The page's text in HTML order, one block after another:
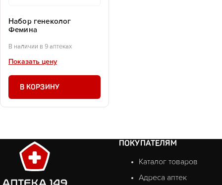
Набор генеколог
Фемина
В наличии в 9 аптеках
Показать цену
В КОРЗИНУ
ПОКУПАТЕЛЯМ
Каталог товаров
Адреса аптек